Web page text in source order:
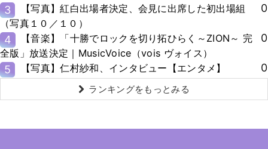
3
【写真】紅白出場者決定、会見に出席した初出場組
（写真１０／１０）
0
4
【音楽】「十勝でロックを切り拓ひらく～ZION～ 完
全版」放送決定｜MusicVoice（vois ヴォイス）
0
5 【写真】仁村紗和、インタビュー【エンタメ】 0
ランキングをもっとみる